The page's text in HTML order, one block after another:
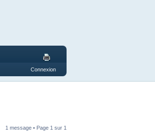
Connexion
1 message • Page 1 sur 1